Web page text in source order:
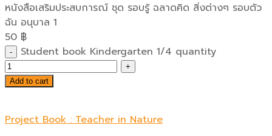
หนังสือเสริมประสบการณ์ ชุด รอบรู้ ฉลาดคิด สิ่งต่างๆ รอบตัว
ฉัน อนุบาล 1
50 ฿
Student book Kindergarten 1/4 quantity
Add to cart
Project Book : Teacher in Nature